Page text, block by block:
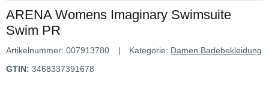
ARENA Womens Imaginary Swimsuite
Swim PR
Artikelnummer: 007913780 Kategorie: Damen Badebekleidung
GTIN: 3468337391678